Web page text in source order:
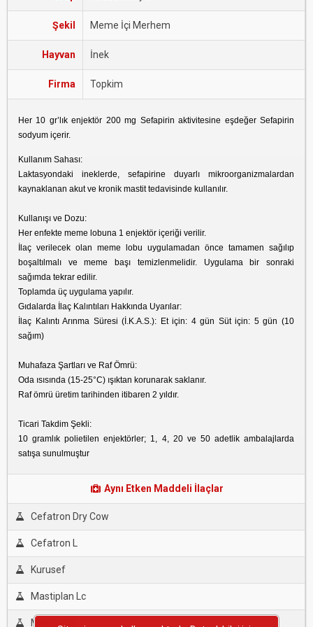
Şekil Meme İçi Merhem
Hayvan İnek
Firma Topkim
Her 10 gr’lık enjektör 200 mg Sefapirin aktivitesine eşdeğer Sefapirin
sodyum içerir.
Kullanım Sahası:
Laktasyondaki ineklerde, sefapirine duyarlı mikroorganizmalardan
kaynaklanan akut ve kronik mastit tedavisinde kullanılır.
Kullanışı ve Dozu:
Her enfekte meme lobuna 1 enjektör içeriği verilir.
İlaç verilecek olan meme lobu uygulamadan önce tamamen sağılıp
boşaltılmalı ve meme başı temizlenmelidir. Uygulama bir sonraki
sağımda tekrar edilir.
Toplamda üç uygulama yapılır.
Gıdalarda İlaç Kalıntıları Hakkında Uyarılar:
İlaç Kalıntı Arınma Süresi (İ.K.A.S.): Et için: 4 gün Süt için: 5 gün (10
sağım)
Muhafaza Şartları ve Raf Ömrü:
Oda ısısında (15-25°C) ışıktan korunarak saklanır.
Raf ömrü üretim tarihinden itibaren 2 yıldır.
Ticari Takdim Şekli:
10 gramlık polietilen enjektörler; 1, 4, 20 ve 50 adetlik ambalajlarda
satışa sunulmuştur
Aynı Etken Maddeli İlaçlar
Cefatron Dry Cow
Cefatron L
Kurusef
Mastiplan Lc
Metricure